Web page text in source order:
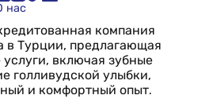
нас
компания
в Турции, предлагающая
включая зубные
голливудской улыбки,
и комфортный опыт.